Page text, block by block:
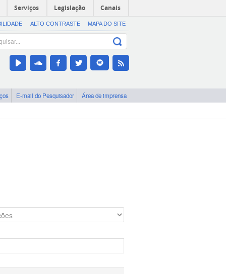
Serviços Legislação Canais
ALTO CONTRASTE MAPA DO SITE
E-mail do Pesquisador Área de imprensa